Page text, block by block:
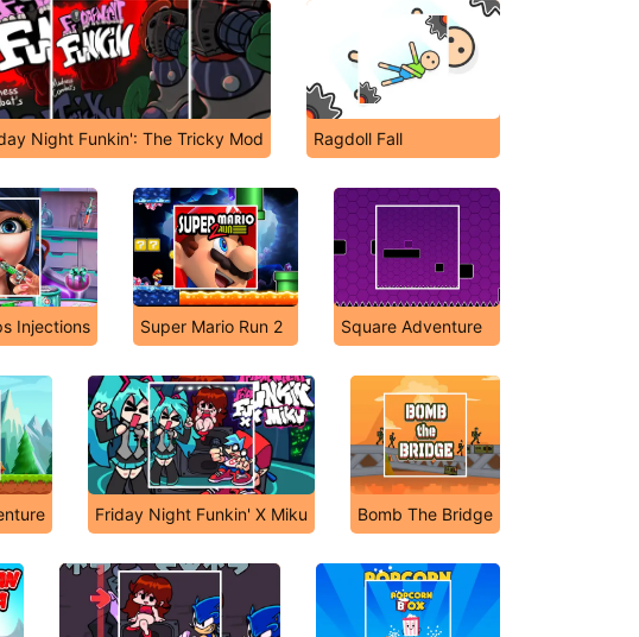
Night Funkin': The Tricky Mod Ragdoll Fall
Injections Super Mario Run 2 Square Adventure
Friday Night Funkin' X Miku Bomb The Bridge